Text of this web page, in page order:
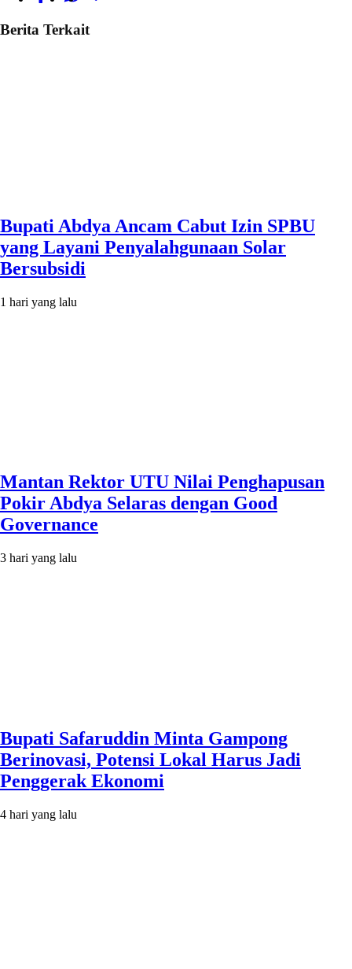
Berita Terkait
Bupati Abdya Ancam Cabut Izin SPBU
yang Layani Penyalahgunaan Solar
Bersubsidi
1 hari yang lalu
Mantan Rektor UTU Nilai Penghapusan
Pokir Abdya Selaras dengan Good
Governance
3 hari yang lalu
Bupati Safaruddin Minta Gampong
Berinovasi, Potensi Lokal Harus Jadi
Penggerak Ekonomi
4 hari yang lalu